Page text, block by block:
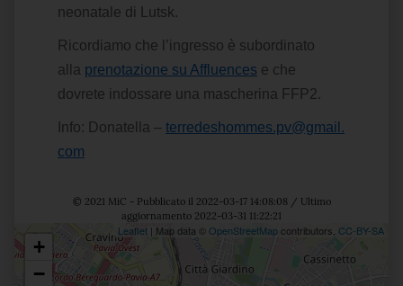
neonatale di Lutsk.
Ricordiamo che l’ingresso è subordinato
alla prenotazione su Affluences e che
dovrete indossare una mascherina FFP2.
Info: Donatella – terredeshommes.pv@gmail.
com
© 2021 MiC - Pubblicato il 2022-03-17 14:08:08 / Ultimo
aggiornamento 2022-03-31 11:22:21
Posizione
+
−
Leaflet | Map data © OpenStreetMapcontributors, CC-BY-SA